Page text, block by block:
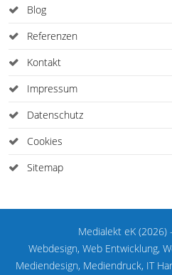
Blog
Referenzen
Kontakt
Impressum
Datenschutz
Cookies
Sitemap
Medialekt eK (2026)
Webdesign, Web Entwicklung,
Mediendesign, Mediendruck, IT